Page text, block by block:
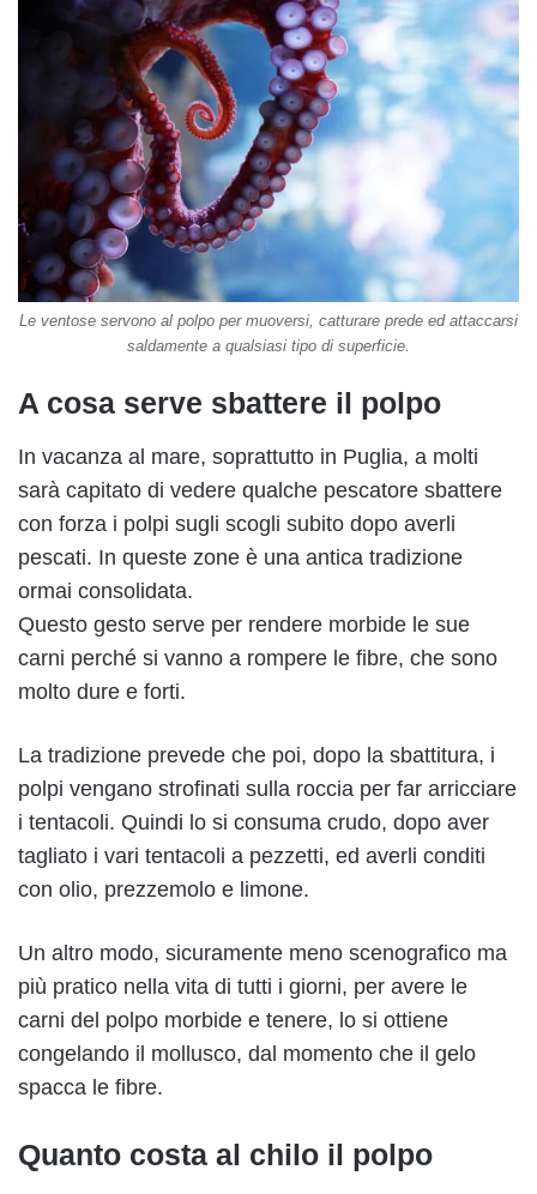
Le ventose servono al polpo per muoversi, catturare prede ed attaccarsi
saldamente a qualsiasi tipo di superficie.
A cosa serve sbattere il polpo
In vacanza al mare, soprattutto in Puglia, a molti
sarà capitato di vedere qualche pescatore sbattere
con forza i polpi sugli scogli subito dopo averli
pescati. In queste zone è una antica tradizione
ormai consolidata.
Questo gesto serve per rendere morbide le sue
carni perché si vanno a rompere le fibre, che sono
molto dure e forti.
La tradizione prevede che poi, dopo la sbattitura, i
polpi vengano strofinati sulla roccia per far arricciare
i tentacoli. Quindi lo si consuma crudo, dopo aver
tagliato i vari tentacoli a pezzetti, ed averli conditi
con olio, prezzemolo e limone.
Un altro modo, sicuramente meno scenografico ma
più pratico nella vita di tutti i giorni, per avere le
carni del polpo morbide e tenere, lo si ottiene
congelando il mollusco, dal momento che il gelo
spacca le fibre.
Quanto costa al chilo il polpo